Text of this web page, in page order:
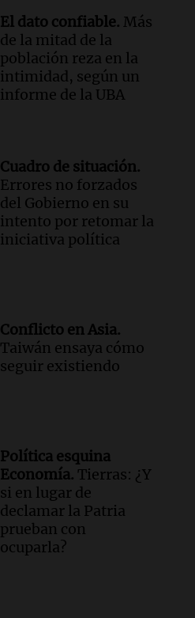
El dato confiable. Más
de la mitad de la
población reza en la
intimidad, según un
informe de la UBA
Cuadro de situación.
Errores no forzados
del Gobierno en su
intento por retomar la
iniciativa política
Conflicto en Asia.
Taiwán ensaya cómo
seguir existiendo
Política esquina
Economía. Tierras: ¿Y
si en lugar de
declamar la Patria
prueban con
ocuparla?